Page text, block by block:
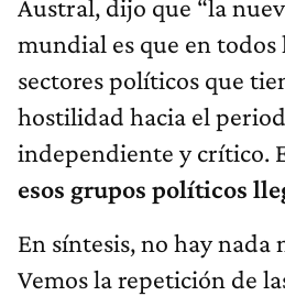
Austral, dijo que “la
mundial es que en todos
sectores políticos que
hostilidad hacia el
independiente y crítico.
esos grupos políticos
En síntesis, no hay nada
Vemos la repetición de